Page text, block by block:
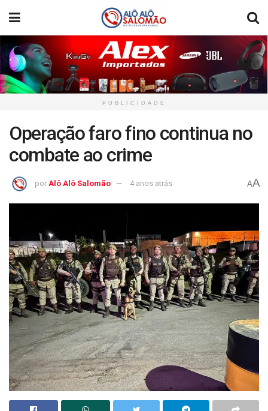
PUBLICIDADE
Operação faro fino continua no
combate ao crime
por Alô Alô Salomão 4 anos atrás AA